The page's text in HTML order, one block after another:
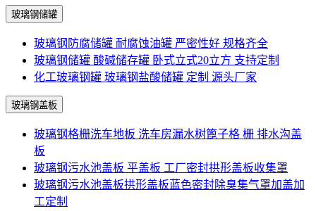
玻璃钢储罐
玻璃钢防腐储罐 耐腐蚀油罐 严密性好 规格齐全
玻璃钢储罐 酸碱储存罐 卧式立式20立方 支持定制
化工玻璃钢罐 玻璃钢盐酸储罐 定制 源头厂家
玻璃钢盖板
玻璃钢格栅洗车地板 洗车房漏水树篦子格 栅 排水沟盖
板
玻璃钢污水池盖板 平盖板 工厂密封拱形盖板收集罩
玻璃钢污水池盖板拱形盖板蓝色密封除臭集气罩加盖加
工定制